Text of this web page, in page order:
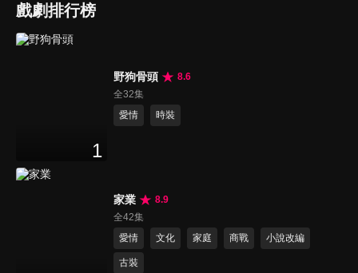
戲劇排行榜
1
野狗骨頭
8.6
全32集
愛情
時裝
家業
8.9
全42集
愛情
文化 家庭 商戰 小說改編
古裝